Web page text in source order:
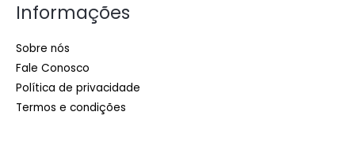
Informações
Sobre nós
Fale Conosco
Política de privacidade
Termos e condições